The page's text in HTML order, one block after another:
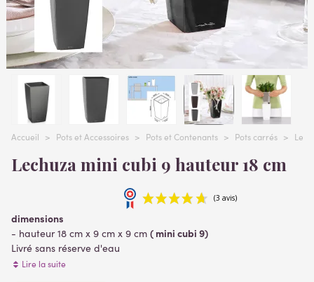
Accueil > Pots et Accessoires > Pots et Contenants > Pots carrés >
Lechuza mini cubi 9 hauteur 18 cm
dimensions
- hauteur 18 cm x 9 cm x 9 cm ( mini cubi 9)
Livré sans réserve d'eau
Matière :polypropylène
Lire la suite